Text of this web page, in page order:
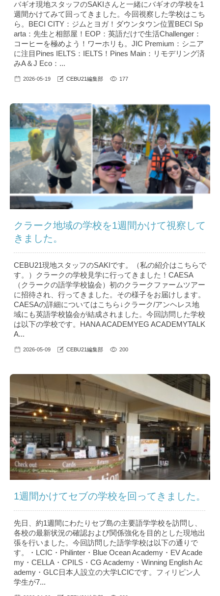
バギオ現地スタッフのSAKIさんと一緒にバギオの学校を1
週間かけてみて回ってきました。今回視察した学校はこち
ら。BECI CITY：ジムとヨガ！ダウンタウン位置BECI Sp
arta：先生と相部屋！EOP：英語だけで生活Challenger：
コーヒーを極めよう！ワーホリも。JIC Premium：シニア
に注目Pines IELTS：IELTS！Pines Main：リモデリング済
みA＆J Eco：...
2026-05-19 CEBU21編集部 177
クラーク地域の学校を1週間かけて視察して
きました。
CEBU21現地スタッフのSAKIです。（私の紹介はこちら で
す。）クラークの学校見学に行ってきました！CAESA
（クラークの語学学校協会）初のクラークファームツアー
に招待され、行ってきました。その様子をお届けします。
CAESAの詳細についてはこちら↓クラーク/アンヘレス地
域にも英語学校協会が結成されました。今回訪問した学校
は以下の学校です。HANA ACADEMYEG ACADEMYTALK
A...
2026-05-09 CEBU21編集部 200
1週間かけてセブの学校を回ってきました。
先日、約1週間にわたりセブ島の主要語学学校を訪問し、
各校の最新状況の確認および関係強化を目的とした現地出
張を行いました。今回訪問した語学学校は以下の通りで
す。・LCIC・Philinter・Blue Ocean Academy・EV Acade
my・CELLA・CPILS・CG Academy・Winning English Ac
ademy・GLC日本人設立の大学LCICです。フィリピン人
学生が7...